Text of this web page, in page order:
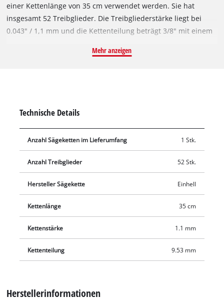
einer Kettenlänge von 35 cm verwendet werden. Sie hat
insgesamt 52 Treibglieder. Die Treibgliederstärke liegt bei
0.043" / 1,1 mm und die Kettenteilung beträgt 3/8" mit einem
Mehr anzeigen
Technische Details
Anzahl Sägeketten im Lieferumfang 1 Stk.
Anzahl Treibglieder 52 Stk.
Hersteller Sägekette Einhell
Kettenlänge 35 cm
Kettenstärke 1.1 mm
Kettenteilung 9.53 mm
Herstellerinformationen